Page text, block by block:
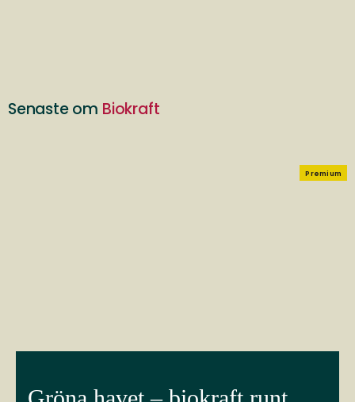
Senaste om Biokraft
Premium